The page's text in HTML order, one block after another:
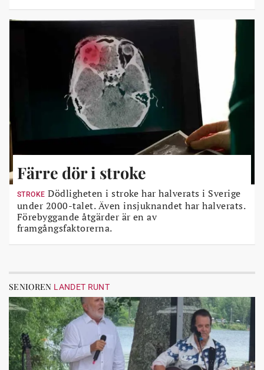
Färre dör i stroke
STROKE Dödligheten i stroke har halverats i Sverige
under 2000-talet. Även insjuknandet har halverats.
Förebyggande åtgärder är en av
framgångsfaktorerna.
SENIOREN LANDET RUNT